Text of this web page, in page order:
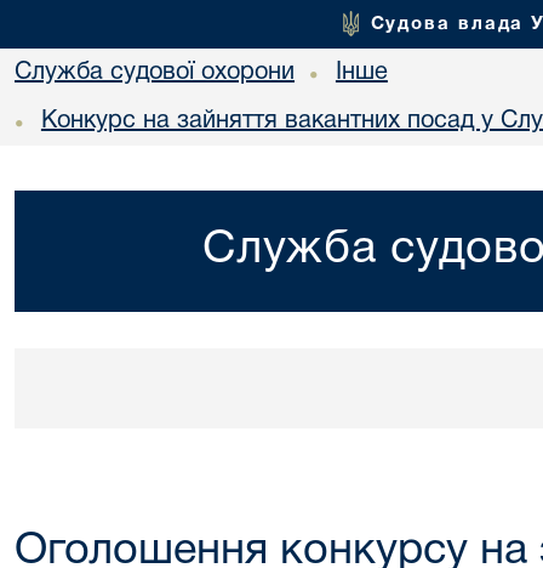
Судова влада
Служба судової охорони • Інше
• Конкурс на зайняття вакантних посад у
Служба
Оголошення конкурсу на